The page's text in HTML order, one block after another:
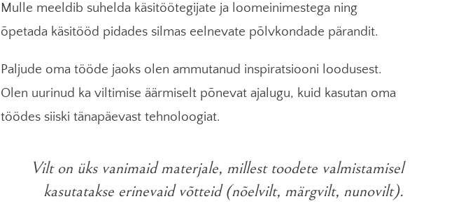
Mulle meeldib suhelda käsitöötegijate ja loomeinimestega ning
õpetada käsitööd pidades silmas eelnevate põlvkondade pärandit.
Paljude oma tööde jaoks olen ammutanud inspiratsiooni loodusest.
Olen uurinud ka viltimise äärmiselt põnevat ajalugu, kuid kasutan oma
töödes siiski tänapäevast tehnoloogiat.
Vilt on üks vanimaid materjale, millest toodete valmistamisel
kasutatakse erinevaid võtteid (nõelvilt, märgvilt, nunovilt).